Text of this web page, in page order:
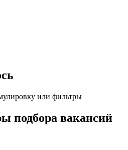
или фильтры
подбора вакансий